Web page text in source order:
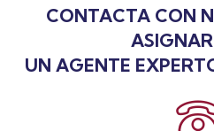
CONTACTA CON
UN AGENTE